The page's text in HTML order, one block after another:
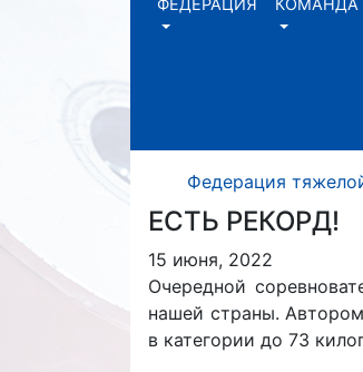
ФЕДЕРАЦИЯ КОМАНДА
Федерация
ЕСТЬ РЕКОРД!
15 июня, 2022
Очередной
нашей страны.
в категории до 73